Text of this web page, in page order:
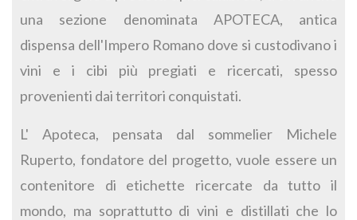
una sezione denominata APOTECA, antica
dispensa dell'Impero Romano dove si custodivano i
vini e i cibi più pregiati e ricercati, spesso
provenienti dai territori conquistati.
L' Apoteca, pensata dal sommelier Michele
Ruperto, fondatore del progetto, vuole essere un
contenitore di etichette ricercate da tutto il
mondo, ma soprattutto di vini e distillati che lo